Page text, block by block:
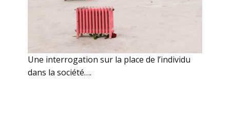
Une interrogation sur la place de l’individu
dans la société….